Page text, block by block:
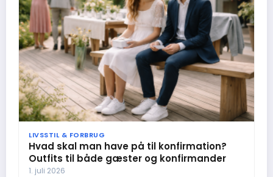
LIVSSTIL & FORBRUG
Hvad skal man have på til konfirmation?
Outfits til både gæster og konfirmander
1. juli 2026